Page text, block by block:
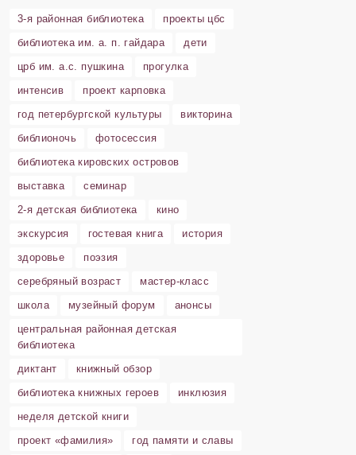
3-я районная библиотека
проекты цбс
библиотека им. а. п. гайдара
дети
црб им. а.с. пушкина
прогулка
интенсив
проект карповка
год петербургской культуры
викторина
библионочь
фотосессия
библиотека кировских островов
выставка
семинар
2-я детская библиотека
кино
экскурсия
гостевая книга
история
здоровье
поэзия
серебряный возраст
мастер-класс
школа
музейный форум
анонсы
центральная районная детская
библиотека
диктант
книжный обзор
библиотека книжных героев
инклюзия
неделя детской книги
проект «фамилия»
год памяти и славы